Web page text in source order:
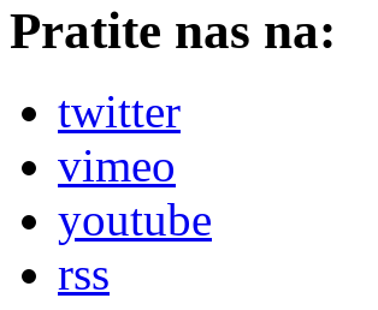
Pratite nas na:
twitter
vimeo
youtube
rss